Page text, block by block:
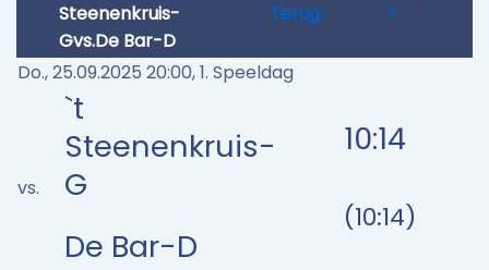
Steenenkruis-
Gvs.De Bar-D
Terug
>
Do., 25.09.2025 20:00, 1. Speeldag
vs.
`t
Steenenkruis-
G
De Bar-D
10:14
(10:14)